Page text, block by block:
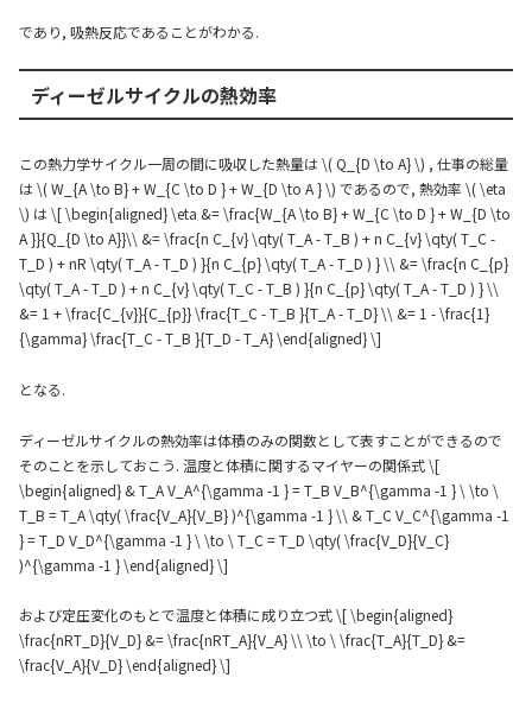
であり, 吸熱反応であることがわかる.
ディーゼルサイクルの熱効率
この熱力学サイクル一周の間に吸収した熱量は \( Q_{D \to A} \) , 仕事の総量
は \( W_{A \to B} + W_{C \to D } + W_{D \to A } \) であるので, 熱効率 \( \eta
\) は \[ \begin{aligned} \eta &= \frac{W_{A \to B} + W_{C \to D } + W_{D \to
A }}{Q_{D \to A}}\\ &= \frac{n C_{v} \qty( T_A - T_B ) + n C_{v} \qty( T_C -
T_D ) + nR \qty( T_A - T_D ) }{n C_{p} \qty( T_A - T_D ) } \\ &= \frac{n C_{p}
\qty( T_A - T_D ) + n C_{v} \qty( T_C - T_B ) }{n C_{p} \qty( T_A - T_D ) } \\
&= 1 + \frac{C_{v}}{C_{p}} \frac{T_C - T_B }{T_A - T_D} \\ &= 1 - \frac{1}
{\gamma} \frac{T_C - T_B }{T_D - T_A} \end{aligned} \]
となる.
ディーゼルサイクルの熱効率は体積のみの関数として表すことができるので
そのことを示しておこう. 温度と体積に関するマイヤーの関係式 \[
\begin{aligned} & T_A V_A^{\gamma -1 } = T_B V_B^{\gamma -1 } \ \to \
T_B = T_A \qty( \frac{V_A}{V_B} )^{\gamma -1 } \\ & T_C V_C^{\gamma -1
} = T_D V_D^{\gamma -1 } \ \to \ T_C = T_D \qty( \frac{V_D}{V_C}
)^{\gamma -1 } \end{aligned} \]
および定圧変化のもとで温度と体積に成り立つ式 \[ \begin{aligned}
\frac{nRT_D}{V_D} &= \frac{nRT_A}{V_A} \\ \to \ \frac{T_A}{T_D} &=
\frac{V_A}{V_D} \end{aligned} \]